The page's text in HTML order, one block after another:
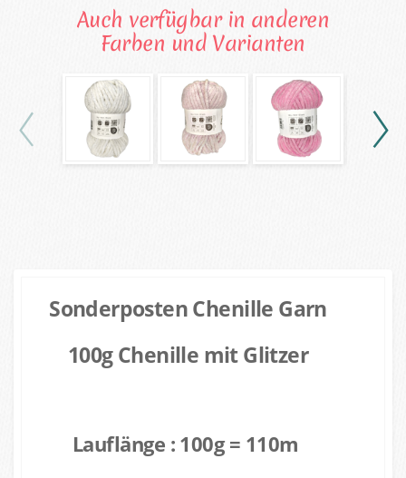
Auch verfügbar in anderen
Farben und Varianten
Sonderposten Chenille Garn
100g Chenille mit Glitzer
Lauflänge : 100g = 110m